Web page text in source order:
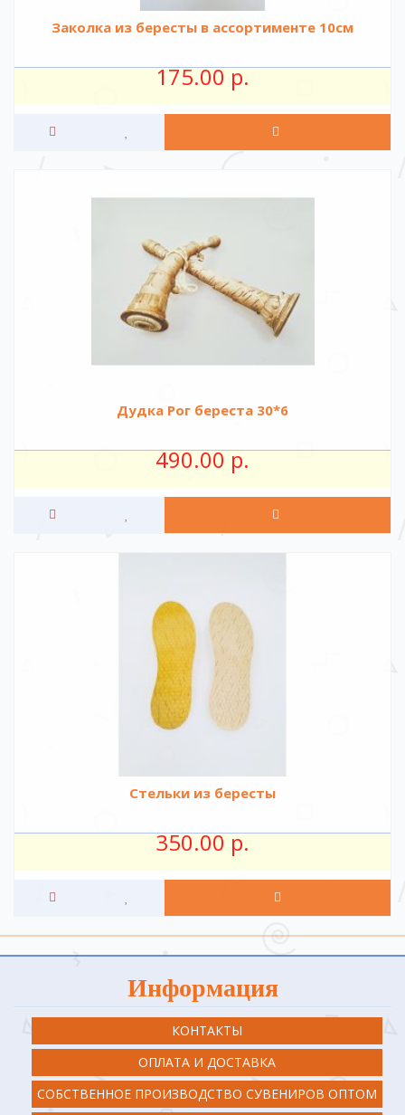
Заколка из бересты в ассортименте 10см
175.00 р.
Дудка Рог береста 30*6
490.00 р.
Стельки из бересты
350.00 р.
Информация
КОНТАКТЫ
ОПЛАТА И ДОСТАВКА
СОБСТВЕННОЕ ПРОИЗВОДСТВО СУВЕНИРОВ ОПТОМ